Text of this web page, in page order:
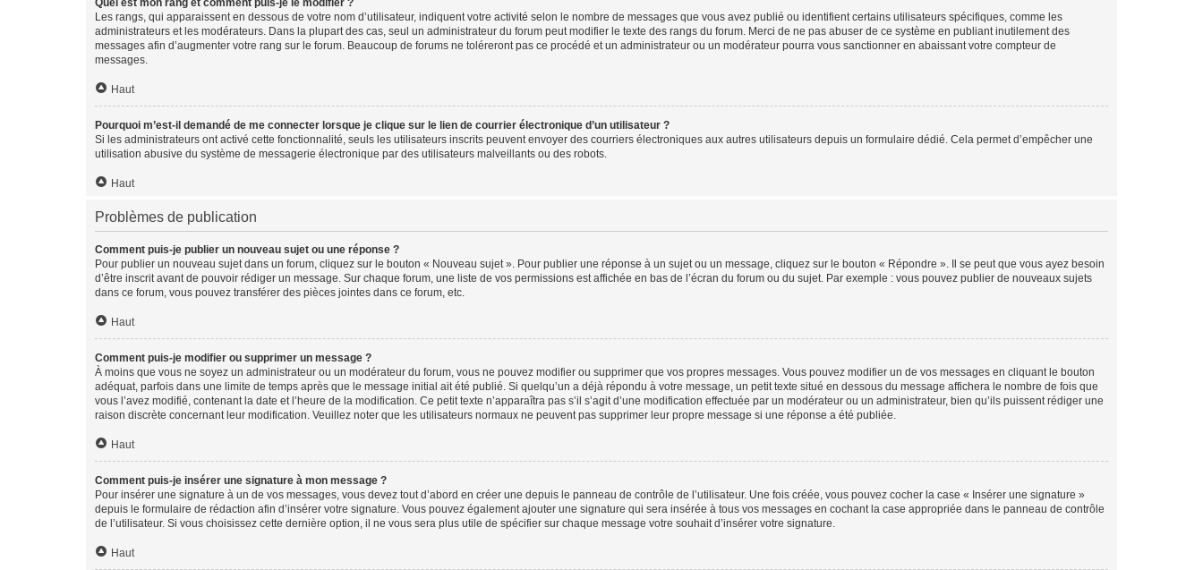
Quel est mon rang et comment puis-je le modifier ?
Les rangs, qui apparaissent en dessous de votre nom d’utilisateur, indiquent votre activité selon le nombre de messages que vous avez publié ou identifient certains utilisateurs spécifiques, comme les
administrateurs et les modérateurs. Dans la plupart des cas, seul un administrateur du forum peut modifier le texte des rangs du forum. Merci de ne pas abuser de ce système en publiant inutilement des
messages afin d’augmenter votre rang sur le forum. Beaucoup de forums ne toléreront pas ce procédé et un administrateur ou un modérateur pourra vous sanctionner en abaissant votre compteur de
messages.
Haut
Pourquoi m’est-il demandé de me connecter lorsque je clique sur le lien de courrier électronique d’un utilisateur ?
Si les administrateurs ont activé cette fonctionnalité, seuls les utilisateurs inscrits peuvent envoyer des courriers électroniques aux autres utilisateurs depuis un formulaire dédié. Cela permet d’empêcher une
utilisation abusive du système de messagerie électronique par des utilisateurs malveillants ou des robots.
Haut
Problèmes de publication
Comment puis-je publier un nouveau sujet ou une réponse ?
Pour publier un nouveau sujet dans un forum, cliquez sur le bouton « Nouveau sujet ». Pour publier une réponse à un sujet ou un message, cliquez sur le bouton « Répondre ». Il se peut que vous ayez besoin
d’être inscrit avant de pouvoir rédiger un message. Sur chaque forum, une liste de vos permissions est affichée en bas de l’écran du forum ou du sujet. Par exemple : vous pouvez publier de nouveaux sujets
dans ce forum, vous pouvez transférer des pièces jointes dans ce forum, etc.
Haut
Comment puis-je modifier ou supprimer un message ?
À moins que vous ne soyez un administrateur ou un modérateur du forum, vous ne pouvez modifier ou supprimer que vos propres messages. Vous pouvez modifier un de vos messages en cliquant le bouton
adéquat, parfois dans une limite de temps après que le message initial ait été publié. Si quelqu’un a déjà répondu à votre message, un petit texte situé en dessous du message affichera le nombre de fois que
vous l’avez modifié, contenant la date et l’heure de la modification. Ce petit texte n’apparaîtra pas s’il s’agit d’une modification effectuée par un modérateur ou un administrateur, bien qu’ils puissent rédiger une
raison discrète concernant leur modification. Veuillez noter que les utilisateurs normaux ne peuvent pas supprimer leur propre message si une réponse a été publiée.
Haut
Comment puis-je insérer une signature à mon message ?
Pour insérer une signature à un de vos messages, vous devez tout d’abord en créer une depuis le panneau de contrôle de l’utilisateur. Une fois créée, vous pouvez cocher la case « Insérer une signature »
depuis le formulaire de rédaction afin d’insérer votre signature. Vous pouvez également ajouter une signature qui sera insérée à tous vos messages en cochant la case appropriée dans le panneau de contrôle
de l’utilisateur. Si vous choisissez cette dernière option, il ne vous sera plus utile de spécifier sur chaque message votre souhait d’insérer votre signature.
Haut